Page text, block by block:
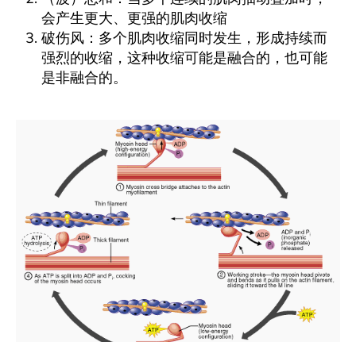
会产生更大、更强的肌肉收缩
破伤风：多个肌肉收缩同时发生，形成持续而
强烈的收缩，这种收缩可能是融合的，也可能
是非融合的。